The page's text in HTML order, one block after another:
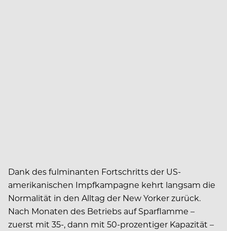
Dank des fulminanten Fortschritts der US-
amerikanischen Impfkampagne kehrt langsam die
Normalität in den Alltag der New Yorker zurück.
Nach Monaten des Betriebs auf Sparflamme –
zuerst mit 35-, dann mit 50-prozentiger Kapazität –